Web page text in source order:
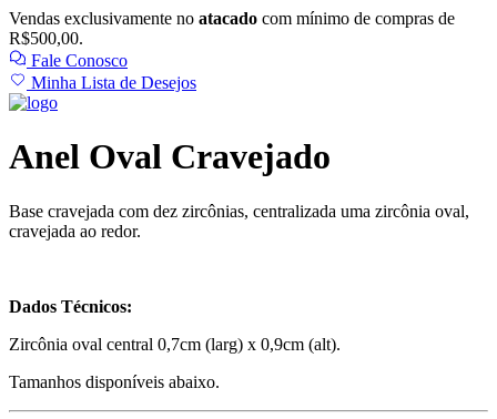
Vendas exclusivamente no atacado com mínimo de compras de
R$500,00.
Fale Conosco
Minha Lista de Desejos
Anel Oval Cravejado
Base cravejada com dez zircônias, centralizada uma zircônia oval,
cravejada ao redor.
Dados Técnicos:
Zircônia oval central 0,7cm (larg) x 0,9cm (alt).
Tamanhos disponíveis abaixo.